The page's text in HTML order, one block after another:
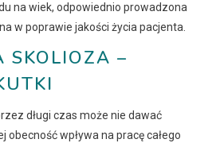
na wiek, odpowiednio prowadzona
w poprawie jakości życia pacjenta.
SKOLIOZA –
długi czas może nie dawać
obecność wpływa na pracę całego